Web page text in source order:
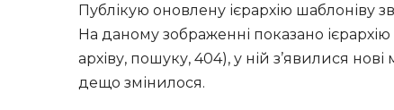
Публікую оновлену ієрархію шаблоніву
На даному зображенні показано
архіву, пошуку, 404), у ній з’явилися
дещо змінилося.